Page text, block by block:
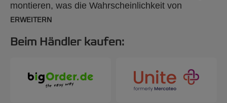
montieren, was die Wahrscheinlichkeit von
Folienumschlägen stark reduziert. Ultima 65 ist die
A1 bis hin zu Klassenfotos.
ERWEITERN
Beim Händler kaufen: